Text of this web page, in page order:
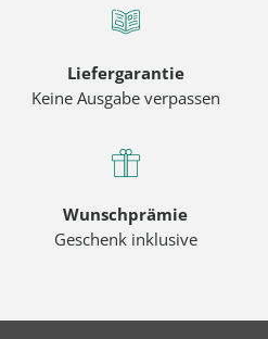
Liefergarantie
Keine Ausgabe verpassen
Wunschprämie
Geschenk inklusive